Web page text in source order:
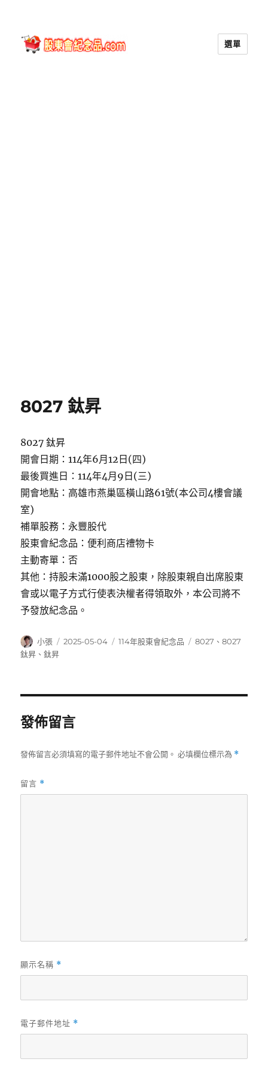
選單
8027 鈦昇
8027 鈦昇
開會日期：114年6月12日(四)
最後買進日：114年4月9日(三)
開會地點：高雄市燕巢區橫山路61號(本公司4樓會議
室)
補單股務：永豐股代
股東會紀念品：便利商店禮物卡
主動寄單：否
其他：持股未滿1000股之股東，除股東親自出席股東
會或以電子方式行使表決權者得領取外，本公司將不
予發放紀念品。
作
者
小張
發
2025-05-04
分
114年股東會紀念品
標
8027 、8027
鈦昇 、鈦昇
發佈留言
發佈留言必須填寫的電子郵件地址不會公開。 必填欄位標示為 *
留言 *
顯示名稱 *
電子郵件地址 *